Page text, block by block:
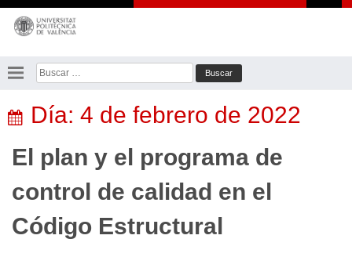
Saltar
contenido
Buscar:
Día: 4 de febrero de 2022
El plan y el programa de
control de calidad en el
Código Estructural